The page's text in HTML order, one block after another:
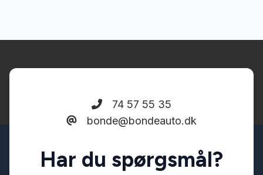
74 57 55 35
bonde@bondeauto.dk
Har du spørgsmål?